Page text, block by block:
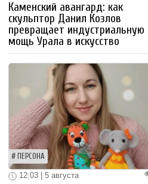
Каменский авангард: как
скульптор Данил Козлов
превращает индустриальную
мощь Урала в искусство
ПЕРСОНА
12:03 | 5 августа